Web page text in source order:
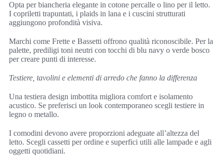
Opta per biancheria elegante in cotone percalle o lino per il letto.
I copriletti trapuntati, i plaids in lana e i cuscini strutturati
aggiungono profondità visiva.
Marchi come Frette e Bassetti offrono qualità riconoscibile. Per la
palette, prediligi toni neutri con tocchi di blu navy o verde bosco
per creare punti di interesse.
Testiere, tavolini e elementi di arredo che fanno la differenza
Una testiera design imbottita migliora comfort e isolamento
acustico. Se preferisci un look contemporaneo scegli testiere in
legno o metallo.
I comodini devono avere proporzioni adeguate all’altezza del
letto. Scegli cassetti per ordine e superfici utili alle lampade e agli
oggetti quotidiani.